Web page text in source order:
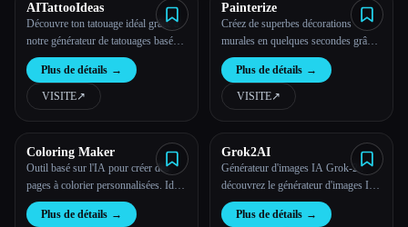
AITattooIdeas
Découvre ton tatouage idéal grâce à
notre générateur de tatouages basé
sur l'IA
Plus de détails →
VISITE↗︎
Painterize
Créez de superbes décorations
murales en quelques secondes grâce
à la puissance de l'IA
Plus de détails →
VISITE↗︎
Coloring Maker
Outil basé sur l'IA pour créer des
pages à colorier personnalisées. Idéal
pour les enfants, les professeurs et
tous ceux qui aiment colorier.
Plus de détails →
Grok2AI
Générateur d'images IA Grok-2 :
découvrez le générateur d'images IA
Grok-2, qui exploite le modèle
avancé Flux AI pour la création
Plus de détails →